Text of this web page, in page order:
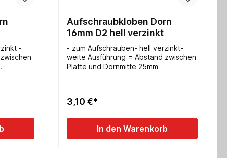
-
Aufschraubkloben Dorn
16mm D2 hell verzinkt
- zum Aufschrauben- hell verzinkt-
weite Ausführung = Abstand zwischen
Platte und Dornmitte 25mm
3,10 €*
In den Warenkorb